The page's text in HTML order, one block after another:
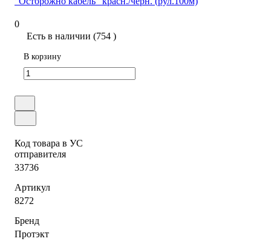
0
Есть в наличии (754 )
В корзину
Код товара в УС
отправителя
33736
Артикул
8272
Бренд
Протэкт